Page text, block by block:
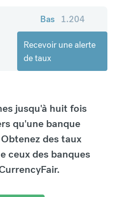
Bas 1.204
Recevoir une alerte
de taux
jusqu'à huit fois
qu'une banque
des taux
ceux des banques